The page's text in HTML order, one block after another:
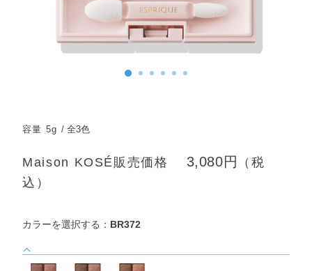
容量 5g 全3色
Maison KOSÉ販売価格 3,080円
（税
込）
カラーを選択する： BR372